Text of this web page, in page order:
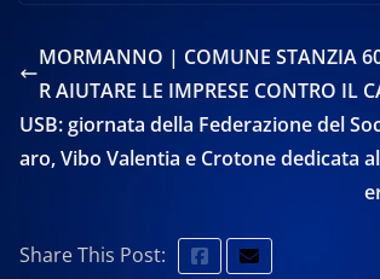
MORMANNO | COMUNE STANZIA
R AIUTARE LE IMPRESE CONTRO IL
USB: giornata della Federazione del
aro, Vibo Valentia e Crotone dedicata
Share This Post: